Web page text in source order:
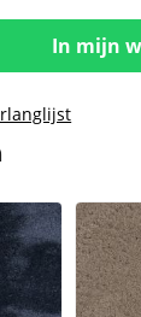
In mijn